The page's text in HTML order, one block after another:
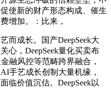
使新的财产形态构成、催生
增加。：比来，
成长。国产DeepSeek大
心，DeepSeek量化买卖布
融风控等范畴跨界融合，
手艺成长创制大量机缘，
临价值沉估。DeepSeek以